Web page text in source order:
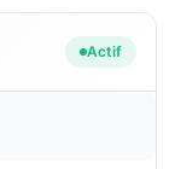
Actif